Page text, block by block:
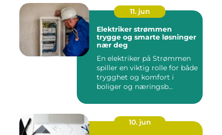
11. jun
Elektriker strømmen
trygge og smarte løsninger
nær deg
En elektriker på Strømmen
spiller en viktig rolle for både
trygghet og komfort i
boliger og næringsb...
10. jun